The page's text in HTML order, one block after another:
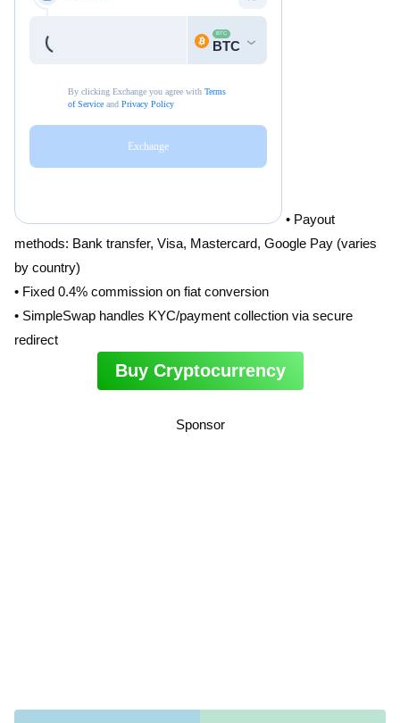
• Payout
methods: Bank transfer, Visa, Mastercard, Google Pay (varies
by country)
• Fixed 0.4% commission on fiat conversion
• SimpleSwap handles KYC/payment collection via secure
redirect
Buy Cryptocurrency
Sponsor